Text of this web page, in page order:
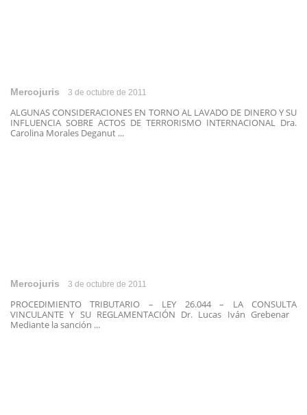
Mercojuris 3 de octubre de 2011
ALGUNAS CONSIDERACIONES EN TORNO AL LAVADO DE DINERO Y SU
INFLUENCIA SOBRE ACTOS DE TERRORISMO INTERNACIONAL Dra.
Carolina Morales Deganut ...
Mercojuris 3 de octubre de 2011
PROCEDIMIENTO TRIBUTARIO – LEY 26.044 – LA CONSULTA
VINCULANTE Y SU REGLAMENTACIÓN Dr. Lucas Iván Grebenar
Mediante la sanción ...